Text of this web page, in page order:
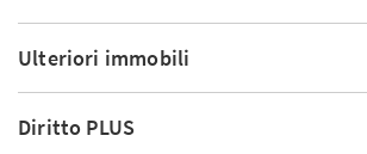
Ulteriori immobili
Diritto PLUS